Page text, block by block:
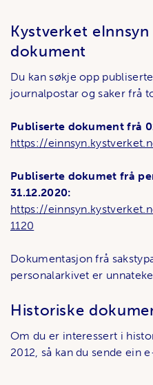
Kystverket
dokument
Du kan søkje opp
journalpostar og saker frå
Publiserte dokument frå
https://
Publiserte dokumet frå
31.12.2020:
https://
1120
Dokumentasjon frå
personalarkivet er
Historiske
Om du er interessert i
2012, så kan du sende ein